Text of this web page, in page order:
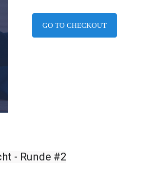
GO TO CHECKOUT
- Runde #2